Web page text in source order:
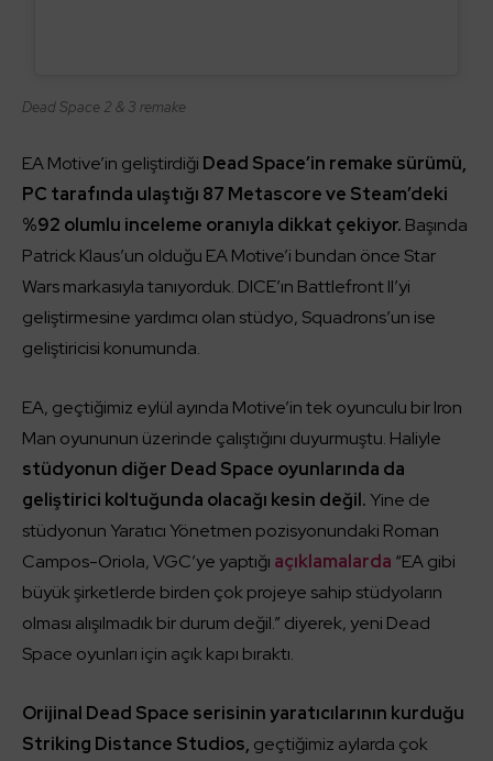
Dead Space 2 & 3 remake
EA Motive’in geliştirdiği Dead Space’in remake sürümü,
PC tarafında ulaştığı 87 Metascore ve Steam’deki
%92 olumlu inceleme oranıyla dikkat çekiyor. Başında
Patrick Klaus’un olduğu EA Motive’i bundan önce Star
Wars markasıyla tanıyorduk. DICE’ın Battlefront II’yi
geliştirmesine yardımcı olan stüdyo, Squadrons’un ise
geliştiricisi konumunda.
EA, geçtiğimiz eylül ayında Motive’in tek oyunculu bir Iron
Man oyununun üzerinde çalıştığını duyurmuştu. Haliyle
stüdyonun diğer Dead Space oyunlarında da
geliştirici koltuğunda olacağı kesin değil. Yine de
stüdyonun Yaratıcı Yönetmen pozisyonundaki Roman
Campos-Oriola, VGC’ye yaptığı açıklamalarda “EA gibi
büyük şirketlerde birden çok projeye sahip stüdyoların
olması alışılmadık bir durum değil.” diyerek, yeni Dead
Space oyunları için açık kapı bıraktı.
Orijinal Dead Space serisinin yaratıcılarının kurduğu
Striking Distance Studios, geçtiğimiz aylarda çok